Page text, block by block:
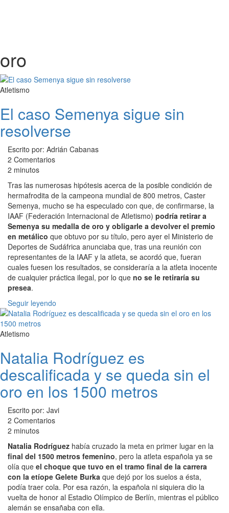
oro
Atletismo
El caso Semenya sigue sin
resolverse
Escrito por: Adrián Cabanas
2 Comentarios
2 minutos
Tras las numerosas hipótesis acerca de la posible condición de
hermafrodita de la campeona mundial de 800 metros, Caster
Semenya, mucho se ha especulado con que, de confirmarse, la
IAAF (Federación Internacional de Atletismo) podría retirar a
Semenya su medalla de oro y obligarle a devolver el premio
en metálico que obtuvo por su título, pero ayer el Ministerio de
Deportes de Sudáfrica anunciaba que, tras una reunión con
representantes de la IAAF y la atleta, se acordó que, fueran
cuales fuesen los resultados, se consideraría a la atleta inocente
de cualquier práctica ilegal, por lo que no se le retiraría su
presea.
Seguir leyendo
Atletismo
Natalia Rodríguez es
descalificada y se queda sin el
oro en los 1500 metros
Escrito por: Javi
2 Comentarios
2 minutos
Natalia Rodríguez había cruzado la meta en primer lugar en la
final del 1500 metros femenino, pero la atleta española ya se
olía que el choque que tuvo en el tramo final de la carrera
con la etíope Gelete Burka que dejó por los suelos a ésta,
podía traer cola. Por esa razón, la española ni siquiera dio la
vuelta de honor al Estadio Olímpico de Berlín, mientras el público
alemán se ensañaba con ella.